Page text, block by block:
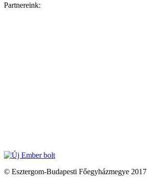
Partnereink:
© Esztergom-Budapesti Főegyházmegye 2017